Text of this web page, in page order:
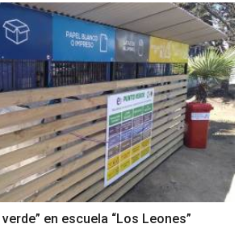
en escuela “Los Leones”